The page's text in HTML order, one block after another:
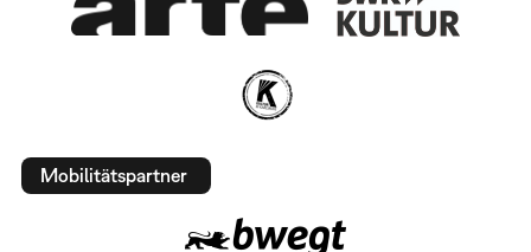
Mobilitätspartner